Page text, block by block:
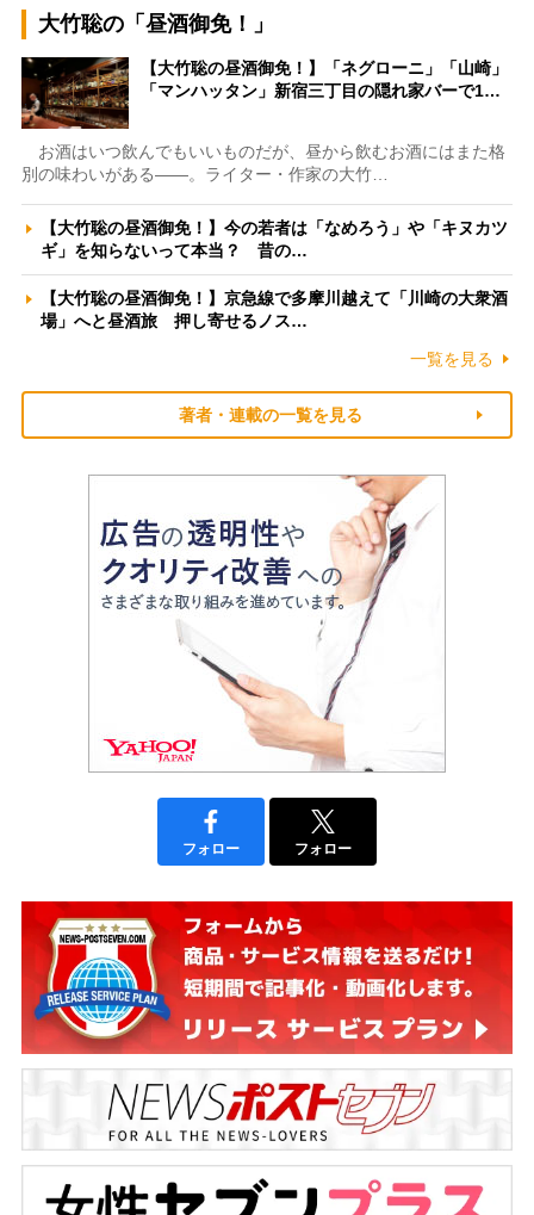
大竹聡の「昼酒御免！」
【大竹聡の昼酒御免！】「ネグローニ」「山崎」
「マンハッタン」新宿三丁目の隠れ家バーで1…
お酒はいつ飲んでもいいものだが、昼から飲むお酒にはまた格
別の味わいがある――。ライター・作家の大竹…
【大竹聡の昼酒御免！】今の若者は「なめろう」や「キヌカツ
ギ」を知らないって本当？ 昔の…
【大竹聡の昼酒御免！】京急線で多摩川越えて「川崎の大衆酒
場」へと昼酒旅 押し寄せるノス…
一覧を見る
著者・連載の一覧を見る
フォロー フォロー